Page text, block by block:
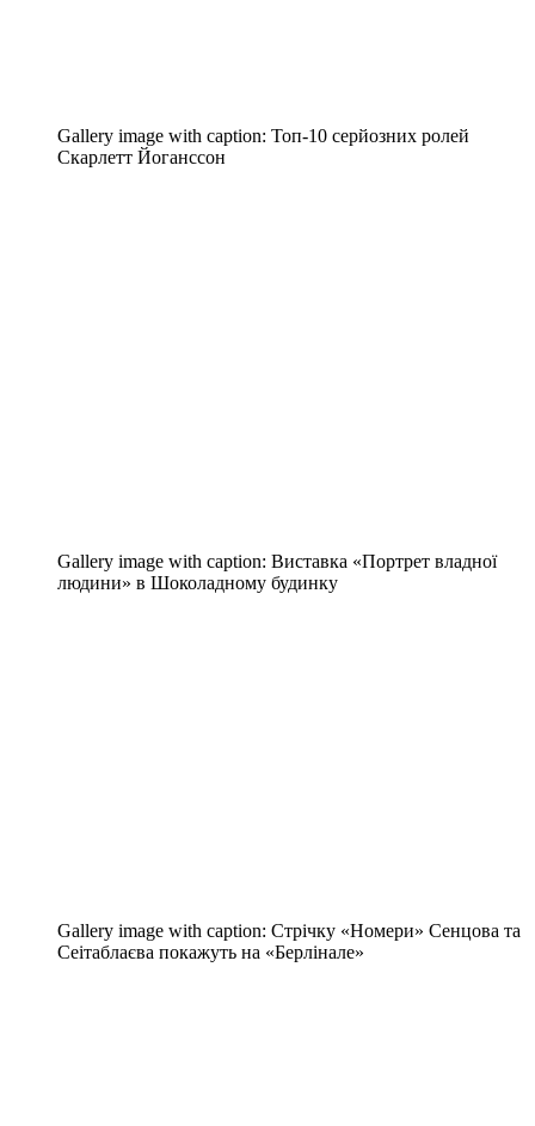
Gallery image with caption: Топ-10 серйозних ролей
Скарлетт Йоганссон
Gallery image with caption: Виставка «Портрет владної
людини» в Шоколадному будинку
Gallery image with caption: Стрічку «Номери» Сенцова та
Сеітаблаєва покажуть на «Берлінале»